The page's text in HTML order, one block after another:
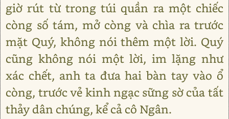
giờ rút từ trong túi quần ra một chiếc
còng số tám, mở còng và chìa ra trước
mặt Quý, không nói thêm một lời. Quý
cũng không nói một lời, im lặng như
xác chết, anh ta đưa hai bàn tay vào ổ
còng, trước vẻ kinh ngạc sững sờ của tất
thảy dân chúng, kể cả cô Ngân.